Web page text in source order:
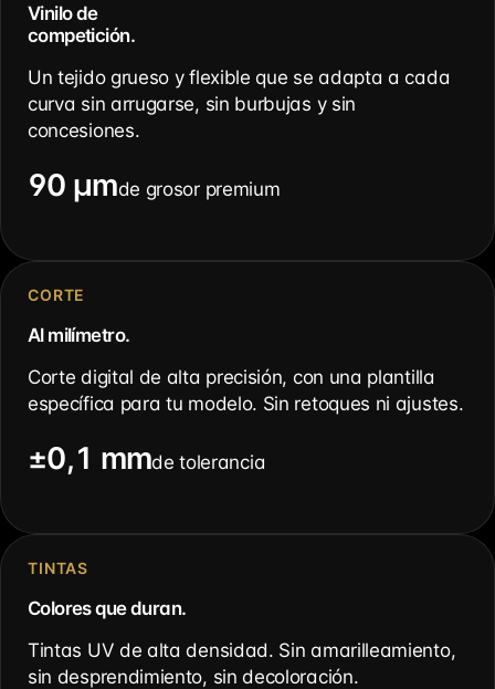
Vinilo de
competición.
Un tejido grueso y flexible que se adapta a cada
curva sin arrugarse, sin burbujas y sin
concesiones.
90 µmde grosor premium
CORTE
Al milímetro.
Corte digital de alta precisión, con una plantilla
específica para tu modelo. Sin retoques ni ajustes.
±0,1 mmde tolerancia
TINTAS
Colores que duran.
Tintas UV de alta densidad. Sin amarilleamiento,
sin desprendimiento, sin decoloración.